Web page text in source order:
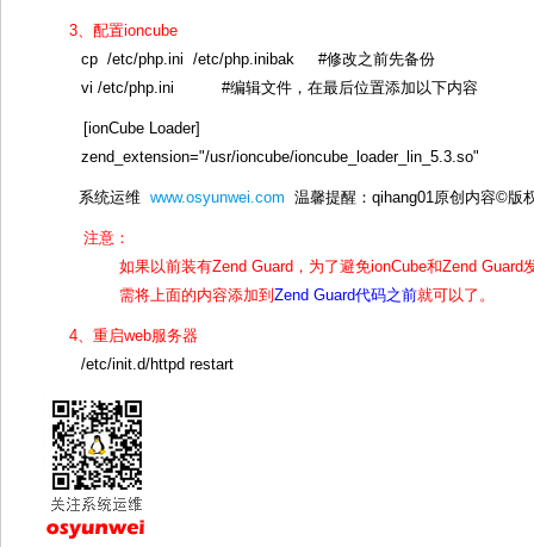
3、配置ioncube
cp /etc/php.ini /etc/php.inibak #修改之前先备份
vi /etc/php.ini #编辑文件，在最后位置添加以下内容
[ionCube Loader]
zend_extension="/usr/ioncube/ioncube_loader_lin_5.3.so"
系统运维 www.osyunwei.com 温馨提醒：qihang01原创内容©版
注意：
如果以前装有Zend Guard，为了避免ionCube和Zend Guard发
需将上面的内容添加到 Zend Guard代码之前就可以了。
4、重启web服务器
/etc/init.d/httpd restart